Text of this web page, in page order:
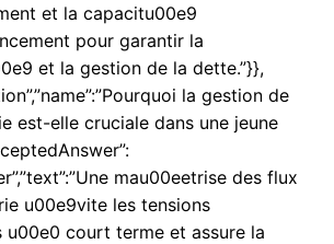
et la capacitu00e9
pour garantir la
et la gestion de la dette.”}},
la gestion de
est-elle cruciale dans une jeune
mau00eetrise des flux
u00e9vite les tensions
u00e0 court terme et assure la